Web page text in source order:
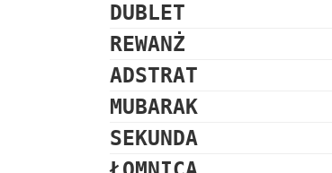
DUBLET
REWANŻ
ADSTRAT
MUBARAK
SEKUNDA